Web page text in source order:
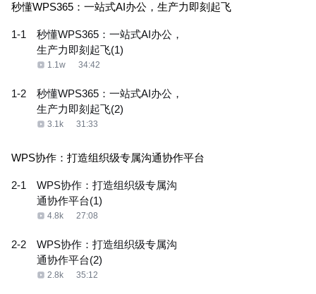
秒懂WPS365：一站式AI办公，生产力即刻起飞
1-1
秒懂WPS365：一站式AI办公，
生产力即刻起飞(1)
1.1w 34:42
1-2
秒懂WPS365：一站式AI办公，
生产力即刻起飞(2)
3.1k 31:33
WPS协作：打造组织级专属沟通协作平台
2-1
WPS协作：打造组织级专属沟
通协作平台(1)
4.8k 27:08
2-2
WPS协作：打造组织级专属沟
通协作平台(2)
2.8k 35:12